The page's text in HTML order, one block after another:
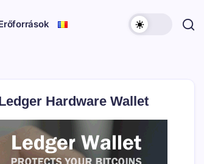
Hardware Wallet